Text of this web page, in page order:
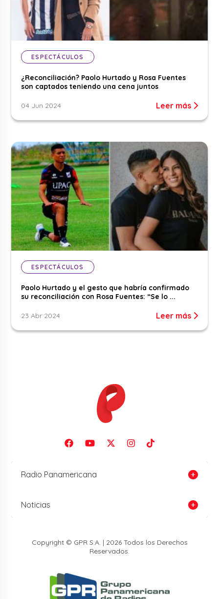
ESPECTÁCULOS
¿Reconciliación? Paolo Hurtado y Rosa Fuentes
son captados teniendo una cena juntos
04 Jun 2024 Leer más
ESPECTÁCULOS
Paolo Hurtado y el gesto que habría confirmado
su reconciliación con Rosa Fuentes: “Se lo ...
23 Abr 2024 Leer más
Radio Panamericana
Noticias
Copyright © GPR S.A. | 2026 Todos los Derechos
Reservados.